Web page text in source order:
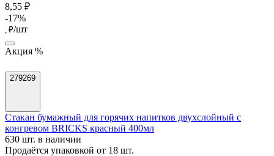
8,55 ₽
-17%
, ₽/шт
Акция %
279269
Стакан бумажный для горячих напитков двухслойный с
конгревом BRICKS красный 400мл
630 шт. в наличии
Продаётся упаковкой от 18 шт.